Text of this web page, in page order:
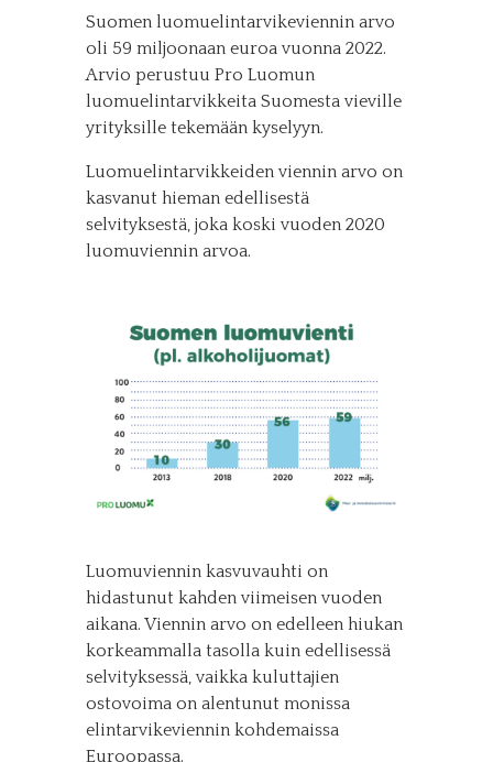
Suomen luomuelintarvikeviennin arvo
oli 59 miljoonaan euroa vuonna 2022.
Arvio perustuu Pro Luomun
luomuelintarvikkeita Suomesta vieville
yrityksille tekemään kyselyyn.
Luomuelintarvikkeiden viennin arvo on
kasvanut hieman edellisestä
selvityksestä, joka koski vuoden 2020
luomuviennin arvoa.
Luomuviennin kasvuvauhti on
hidastunut kahden viimeisen vuoden
aikana. Viennin arvo on edelleen hiukan
korkeammalla tasolla kuin edellisessä
selvityksessä, vaikka kuluttajien
ostovoima on alentunut monissa
elintarvikeviennin kohdemaissa
Euroopassa.